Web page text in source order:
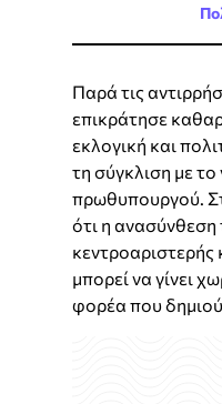
Παρά τις
επικράτησε
εκλογική και
τη σύγκλιση με
πρωθυπουργού.
ότι η ανασύνθεση
κεντροαριστερής
μπορεί να γίνει
φορέα που